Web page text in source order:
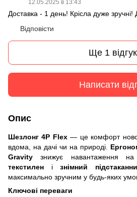
12.05.2025 в 13:43
Доставка - 1 день! Крісла дуже зручні!
Відповісти
Ще 1 відгук
Написати
Опис
Шезлонг 4P Flex— це комфорт
вдома, на дачі чи на природі.
Gravity знижує навантаження
текстилен ізнімний
максимально зручним у будь-яких
Ключові переваги